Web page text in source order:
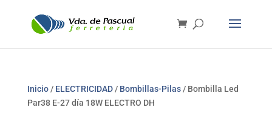
Inicio/ ELECTRICIDAD/ Bombillas-Pilas/ Bombilla Led
Par38 E-27 día 18W ELECTRO DH